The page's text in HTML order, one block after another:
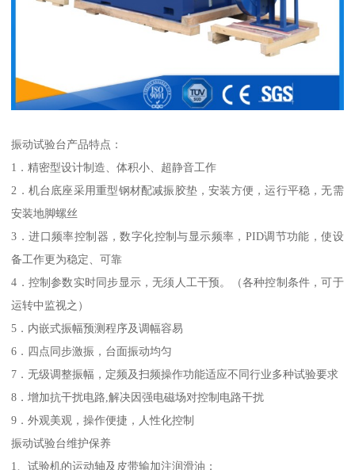
振动试验台产品特点：
1．精密型设计制造、体积小、超静音工作
2．机台底座采用重型钢材配减振胶垫，安装方便，运行平稳，无需
安装地脚螺丝
3．进口频率控制器，数字化控制与显示频率，PID调节功能，使设
备工作更为稳定、可靠
4．控制参数实时同步显示，无须人工干预。（各种控制条件，可于
运转中监视之）
5．内嵌式振幅预测程序及调幅容易
6．四点同步激振，台面振动均匀
7．无级调整振幅，定频及扫频操作功能适应不同行业多种试验要求
8．增加抗干扰电路,解决因强电磁场对控制电路干扰
9．外观美观，操作便捷，人性化控制
振动试验台维护保养
1、试验机的运动轴及皮带输加注润滑油；